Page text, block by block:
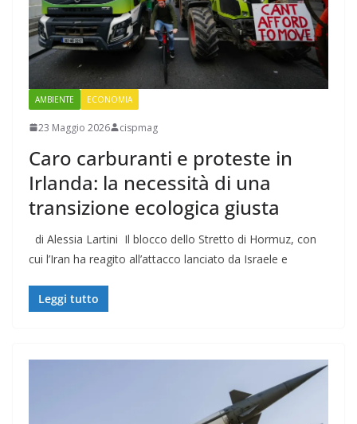
AMBIENTE ECONOMIA
23 Maggio 2026 cispmag
Caro carburanti e proteste in
Irlanda: la necessità di una
transizione ecologica giusta
di Alessia Lartini Il blocco dello Stretto di Hormuz, con
cui l’Iran ha reagito all’attacco lanciato da Israele e
Leggi tutto